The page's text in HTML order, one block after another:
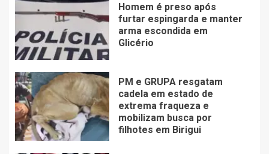
Homem é preso após
furtar espingarda e manter
arma escondida em
Glicério
PM e GRUPA resgatam
cadela em estado de
extrema fraqueza e
mobilizam busca por
filhotes em Birigui